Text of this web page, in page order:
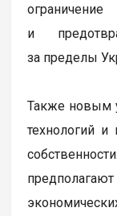
и
за пределы
Также новым
технологий и